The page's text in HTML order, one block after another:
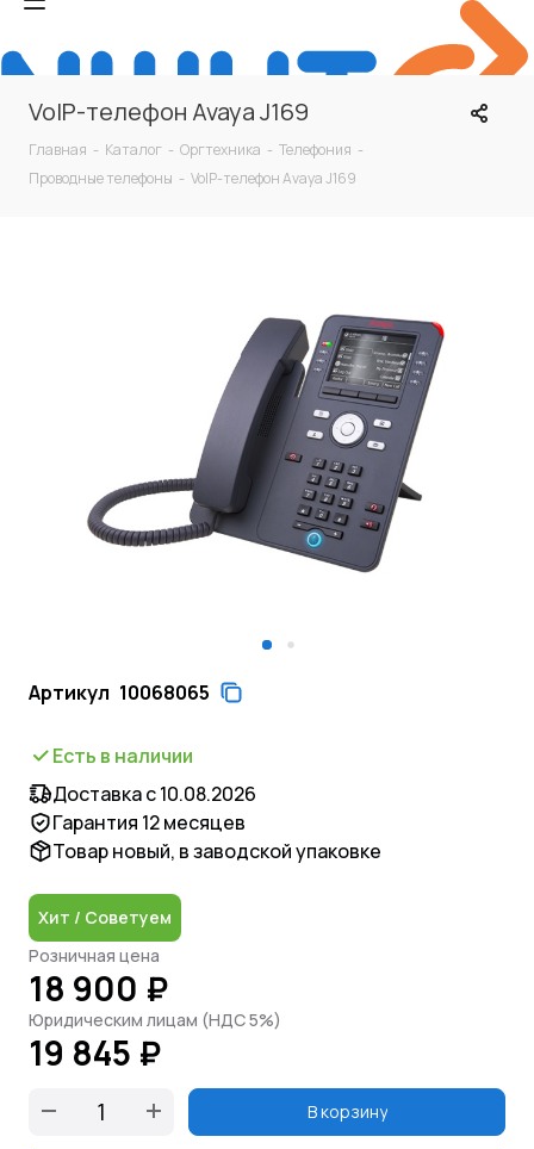
VoIP-телефон Avaya J169
Главная - Каталог - Оргтехника - Телефония -
Проводные телефоны - VoIP-телефон Avaya J169
Артикул 10068065
Есть в наличии
Доставка с 10.08.2026
Гарантия 12 месяцев
Товар новый, в заводской упаковке
Хит / Советуем
Розничная цена
18 900 ₽
Юридическим лицам (НДС 5%)
19 845 ₽
В корзину